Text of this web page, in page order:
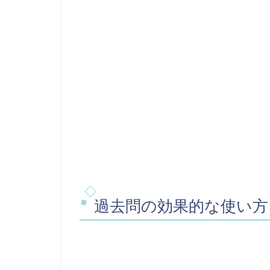
過去問の効果的な使い